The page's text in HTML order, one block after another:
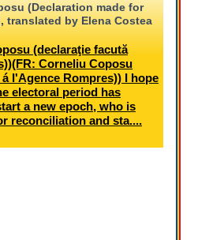
(Declaration made for
translated by Elena Costea
(declaraţie facută
Corneliu Coposu
l'Agence Rompres)) I hope
electoral period has
a new epoch, who is
reconciliation and sta....